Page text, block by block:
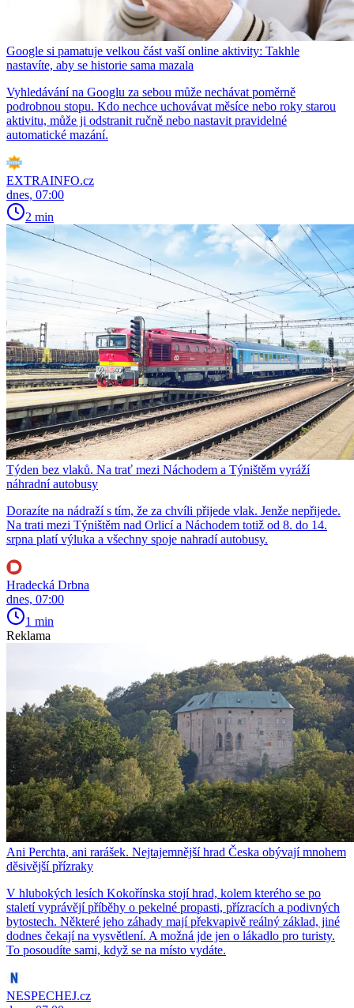
Google si pamatuje velkou část vaší online aktivity: Takhle
nastavíte, aby se historie sama mazala
Vyhledávání na Googlu za sebou může nechávat poměrně
podrobnou stopu. Kdo nechce uchovávat měsíce nebo roky starou
aktivitu, může ji odstranit ručně nebo nastavit pravidelné
automatické mazání.
EXTRAINFO.cz
dnes, 07:00
2 min
Týden bez vlaků. Na trať mezi Náchodem a Týništěm vyráží
náhradní autobusy
Dorazíte na nádraží s tím, že za chvíli přijede vlak. Jenže nepřijede.
Na trati mezi Týništěm nad Orlicí a Náchodem totiž od 8. do 14.
srpna platí výluka a všechny spoje nahradí autobusy.
Hradecká Drbna
dnes, 07:00
1 min
Reklama
Ani Perchta, ani rarášek. Nejtajemnější hrad Česka obývají mnohem
děsivější přízraky
V hlubokých lesích Kokořínska stojí hrad, kolem kterého se po
staletí vyprávějí příběhy o pekelné propasti, přízracích a podivných
bytostech. Některé jeho záhady mají překvapivě reálný základ, jiné
dodnes čekají na vysvětlení. A možná jde jen o lákadlo pro turisty.
To posoudíte sami, když se na místo vydáte.
NESPECHEJ.cz